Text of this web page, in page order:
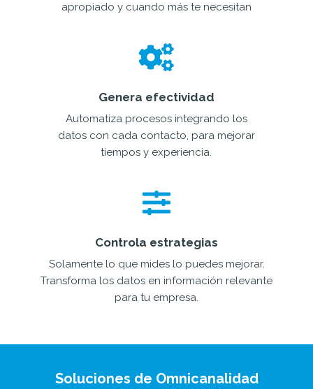
apropiado y cuando más te necesitan
Genera efectividad
Automatiza procesos integrando los
datos con cada contacto, para mejorar
Controla estrategias
Solamente lo que mides lo puedes mejorar.
Transforma los datos en información relevante
para tu empresa.
Soluciones de Omnicanalidad